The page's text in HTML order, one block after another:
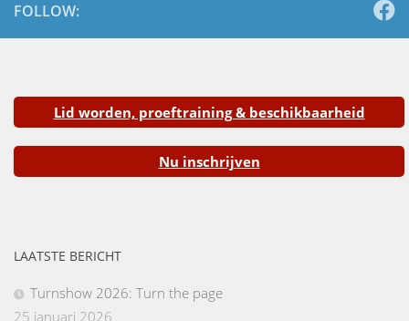
FOLLOW:
Lid worden, proeftraining & beschikbaarheid
Nu inschrijven
LAATSTE BERICHT
Turnshow 2026: Turn the page
25 januari 2026